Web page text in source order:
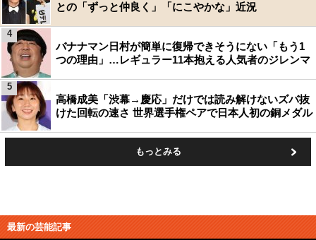
との「ずっと仲良く」「にこやかな」近況
バナナマン日村が簡単に復帰できそうにない「もう1
つの理由」…レギュラー11本抱える人気者のジレンマ
4
高橋成美「渋幕→慶応」だけでは読み解けないズバ抜
けた回転の速さ 世界選手権ペアで日本人初の銅メダル
5
もっとみる
最新の芸能記事